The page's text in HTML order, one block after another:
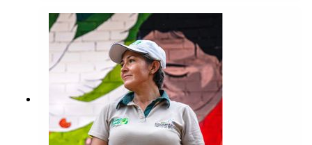
evidensbaserat arbetssätt innebär i praktiken. Ett
samtal om hur kombinationen av forskning,
erfarenhet och kontextkunskap är avgörande, när
verkligheten är allt annat än kontrollerad och
förutsägbar.Medverkande: FBA:s generaldirektör
Per Olsson Fridh, Johanna Malm, forskningschef
FBA, Åsa Christiansson, metodsamordnare på
FBA, Catherine Turner, Professor at the Durham
Law School.